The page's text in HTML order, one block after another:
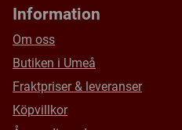
Information
Om oss
Butiken i Umeå
Fraktpriser & leveranser
Köpvillkor